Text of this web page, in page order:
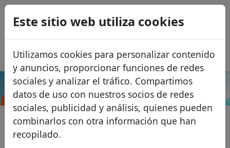
Este sitio web utiliza cookies
Utilizamos cookies para personalizar contenido
y anuncios, proporcionar funciones de redes
sociales y analizar el tráfico. Compartimos
datos de uso con nuestros socios de redes
sociales, publicidad y análisis, quienes pueden
combinarlos con otra información que han
recopilado.
Dominios
Base de datos de dominios
Dominios africanos
Lista de precios
Buscar
USD
EUR
GBP
Français
Italiano
Português
Română
Eesti
.mail.pl Buscar